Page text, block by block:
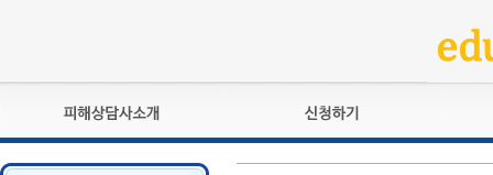
피해상담사란?
교육훈련